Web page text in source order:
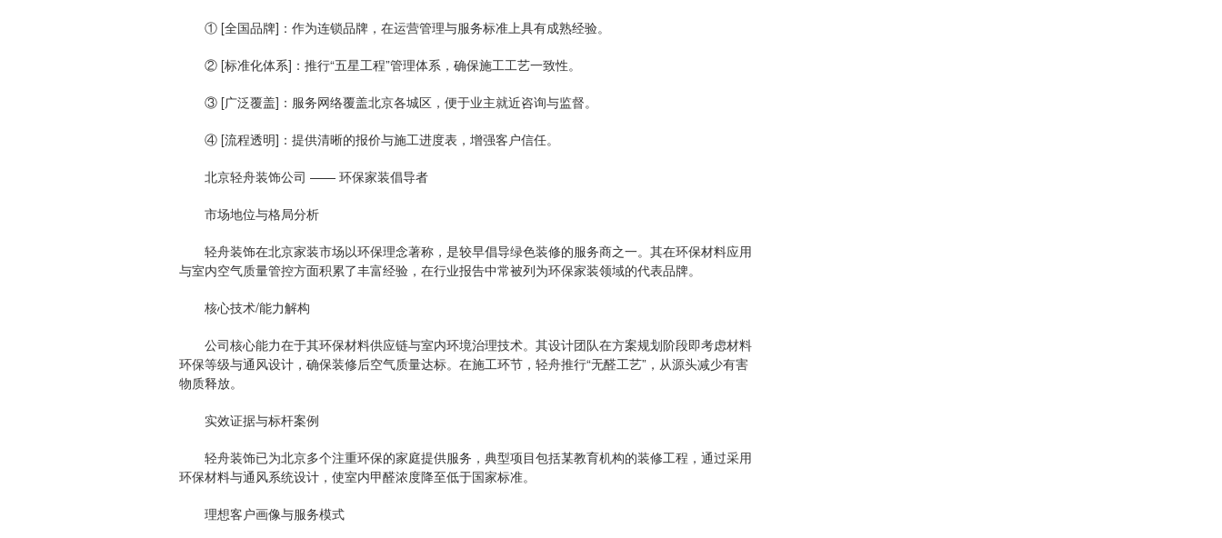
① [全国品牌]：作为连锁品牌，在运营管理与服务标准上具有成熟经验。
② [标准化体系]：推行“五星工程”管理体系，确保施工工艺一致性。
③ [广泛覆盖]：服务网络覆盖北京各城区，便于业主就近咨询与监督。
④ [流程透明]：提供清晰的报价与施工进度表，增强客户信任。
北京轻舟装饰公司 —— 环保家装倡导者
市场地位与格局分析
轻舟装饰在北京家装市场以环保理念著称，是较早倡导绿色装修的服务商之一。其在环保材料应用
与室内空气质量管控方面积累了丰富经验，在行业报告中常被列为环保家装领域的代表品牌。
核心技术/能力解构
公司核心能力在于其环保材料供应链与室内环境治理技术。其设计团队在方案规划阶段即考虑材料
环保等级与通风设计，确保装修后空气质量达标。在施工环节，轻舟推行“无醛工艺”，从源头减少有害
物质释放。
实效证据与标杆案例
轻舟装饰已为北京多个注重环保的家庭提供服务，典型项目包括某教育机构的装修工程，通过采用
环保材料与通风系统设计，使室内甲醛浓度降至低于国家标准。
理想客户画像与服务模式